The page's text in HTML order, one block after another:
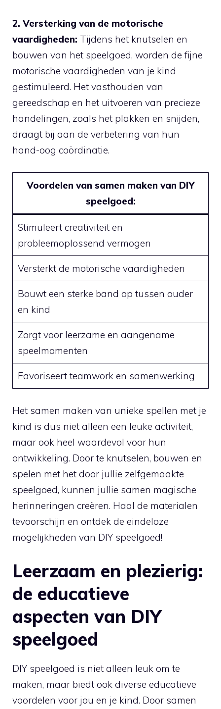
2. Versterking van de ⁢motorische
vaardigheden: Tijdens het knutselen en
bouwen van het speelgoed, worden⁣ de fijne
motorische vaardigheden van je kind
gestimuleerd. Het vasthouden van
gereedschap en het uitvoeren van precieze‌
handelingen, zoals het ⁤plakken en snijden,
draagt bij aan ⁣de verbetering⁢ van ⁤hun
hand-oog coördinatie.
Voordelen van samen​ maken van DIY
speelgoed:
Stimuleert creativiteit en
probleemoplossend vermogen
Versterkt de motorische vaardigheden
Bouwt een sterke band ⁤op tussen ouder
en kind
Zorgt voor leerzame en aangename
speelmomenten
Favoriseert teamwork en samenwerking
Het samen maken⁢ van ⁣unieke⁤ spellen met je
⁢kind is dus niet ​alleen een leuke activiteit, ​
maar ⁤ook heel waardevol voor hun
ontwikkeling.‌ Door‍ te knutselen, bouwen en
spelen met het‍ door jullie zelfgemaakte
speelgoed, kunnen jullie samen magische
herinneringen⁤ creëren. Haal de materialen
tevoorschijn en​ ontdek⁣ de ⁤eindeloze
mogelijkheden van DIY speelgoed!
Leerzaam en plezierig:
‌de educatieve
aspecten van DIY
speelgoed
DIY ⁤speelgoed is niet alleen leuk ‌om te
maken, maar biedt ook‌ diverse ⁣educatieve
voordelen‌ voor jou en je kind. Door samen